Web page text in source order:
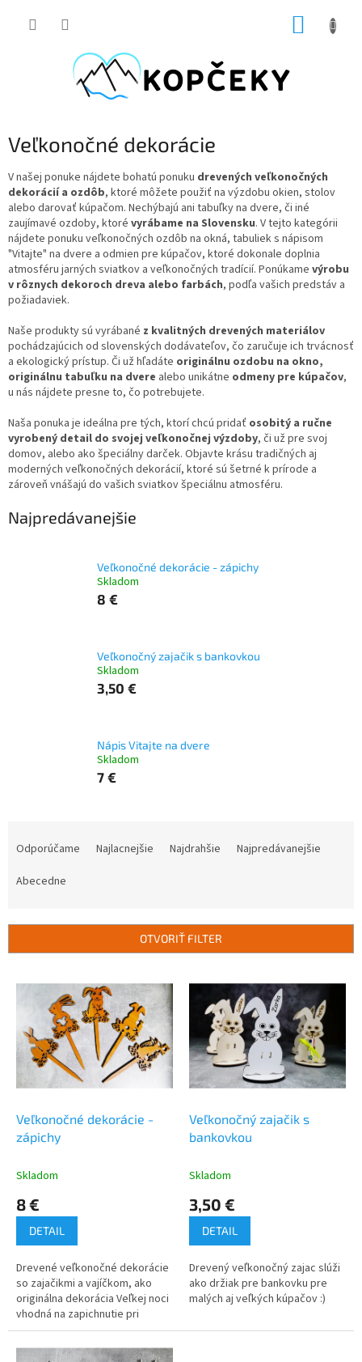
Veľkonočné dekorácie
V našej ponuke nájdete bohatú ponuku drevených veľkonočných
dekorácií a ozdôb, ktoré môžete použiť na výzdobu okien, stolov
alebo darovať kúpačom. Nechýbajú ani tabuľky na dvere, či iné
zaujímavé ozdoby, ktoré vyrábame na Slovensku. V tejto kategórii
nájdete ponuku veľkonočných ozdôb na okná, tabuliek s nápisom
"Vitajte" na dvere a odmien pre kúpačov, ktoré dokonale doplnia
atmosféru jarných sviatkov a veľkonočných tradícií. Ponúkame výrobu
v rôznych dekoroch dreva alebo farbách, podľa vašich predstáv a
požiadaviek.
Naše produkty sú vyrábané z kvalitných drevených materiálov
pochádzajúcich od slovenských dodávateľov, čo zaručuje ich trvácnosť
a ekologický prístup. Či už hľadáte originálnu ozdobu na okno,
originálnu tabuľku na dvere alebo unikátne odmeny pre kúpačov,
u nás nájdete presne to, čo potrebujete.
Naša ponuka je ideálna pre tých, ktorí chcú pridať osobitý a ručne
vyrobený detail do svojej veľkonočnej výzdoby, či už pre svoj
domov, alebo ako špeciálny darček. Objavte krásu tradičných aj
moderných veľkonočných dekorácií, ktoré sú šetrné k prírode a
zároveň vnášajú do vašich sviatkov špeciálnu atmosféru.
Najpredávanejšie
Veľkonočné dekorácie - zápichy
Skladom
8 €
Veľkonočný zajačik s bankovkou
Skladom
3,50 €
Nápis Vitajte na dvere
Skladom
7 €
p
Odporúčame Najlacnejšie Najdrahšie
Najpredávanejšie
Abecedne
OTVORIŤ FILTER
Veľkonočné dekorácie -
zápichy
Skladom
8 €
DETAIL
Drevené veľkonočné dekorácie
so zajačikmi a vajíčkom, ako
originálna dekorácia Veľkej noci
vhodná na zapichnutie pri
výrobe ozdôb
Veľkonočný zajačik s
bankovkou
Skladom
3,50 €
DETAIL
Drevený veľkonočný zajac slúži
ako držiak pre bankovku pre
malých aj veľkých kúpačov :)